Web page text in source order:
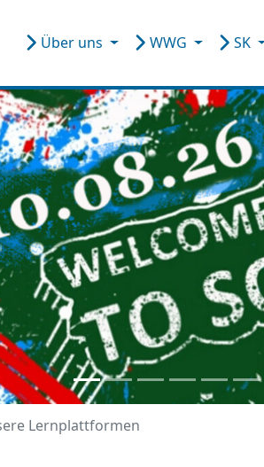
Über uns WWG SK
Lernplattformen